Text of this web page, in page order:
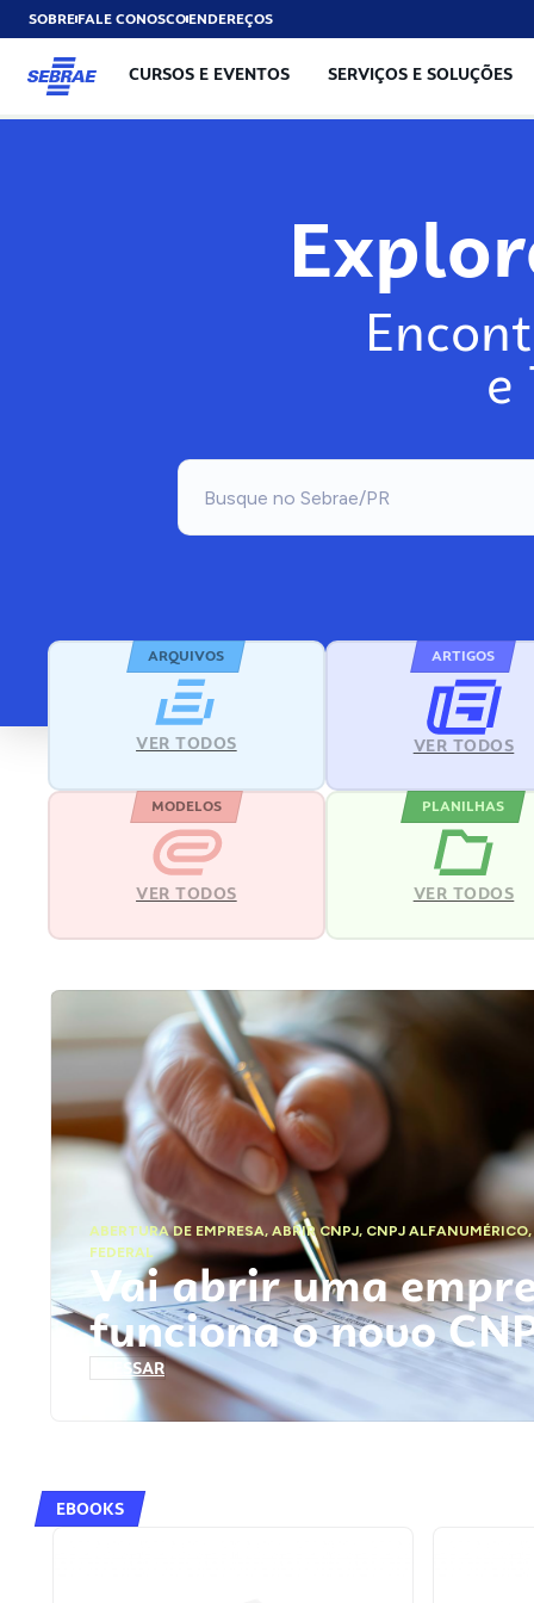
SOBREFALE CONOSCOENDEREÇOS
CURSOS E EVENTOS SERVIÇOS E SOLUÇÕES
e
ARQUIVOS
VER TODOS
ARTIGOS
VER TODOS
MODELOS
VER TODOS
PLANILHAS
VER TODOS
ABERTURA DE EMPRESA,ABRIR CNPJ, CNPJ ALFANUMÉRICO,
FEDERAL
Vai abrir uma
funciona o novo
ACESSAR
EBOOKS